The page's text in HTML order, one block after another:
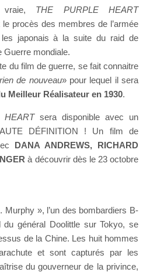
vraie, THE PURPLE HEART
le procès des membres de l’armée
japonais à la suite du raid de
Guerre mondiale.
du film de guerre, se fait connaitre
de nouveau» pour lequel il sera
Meilleur Réalisateur en 1930.
HEARTsera disponible avec un
DÉFINITION ! Un film de
DANA ANDREWS, RICHARD
à découvrir dès le 23 octobre
», l’un des bombardiers B-
général Doolittle sur Tokyo, se
de la Chine. Les huit hommes
et sont capturés par les
du gouverneur de la privince,